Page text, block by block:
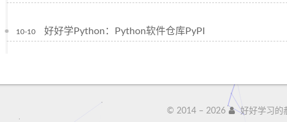
10-10 好好学Python：Python软件仓库PyPI
© 2014 – 2026 好好学习的